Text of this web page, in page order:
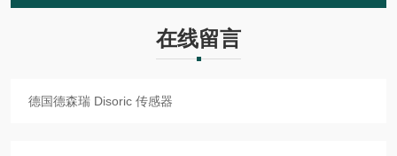
在线留言